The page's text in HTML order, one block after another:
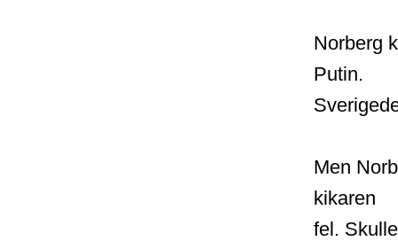
Norberg
Putin.
Men
kikaren
fel.